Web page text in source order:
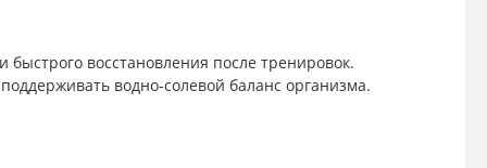
восстановления после тренировок.
водно-солевой баланс организма.